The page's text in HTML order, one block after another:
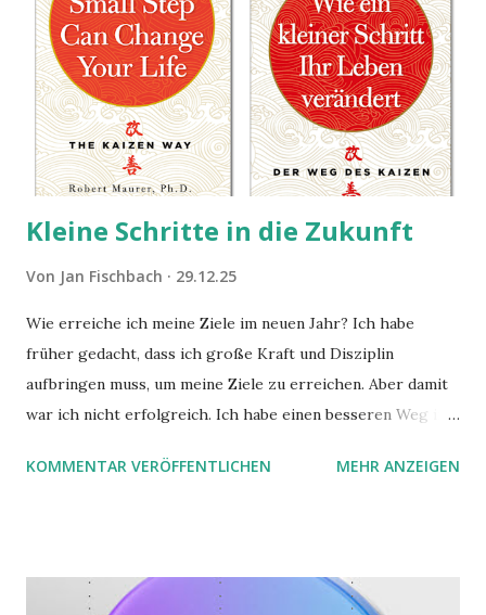
Kleine Schritte in die Zukunft
Von Jan Fischbach 29.12.25
Wie erreiche ich meine Ziele im neuen Jahr? Ich habe
früher gedacht, dass ich große Kraft und Disziplin
aufbringen muss, um meine Ziele zu erreichen. Aber damit
war ich nicht erfolgreich. Ich habe einen besseren Weg in
möchte. Darin habe ich zwei gute Begründungen gefunden,
KOMMENTAR VERÖFFENTLICHEN MEHR ANZEIGEN